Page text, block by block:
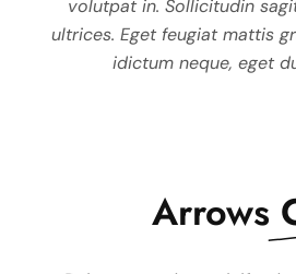
volutpat in. Sollicitudin
ultrices. Eget feugiat mattis
idictum neque, eget
Arrows